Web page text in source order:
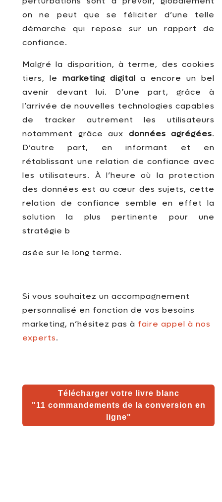
on ne peut que se féliciter d’une telle
démarche qui repose sur un rapport de
confiance.
Malgré la disparition, à terme, des cookies
tiers, le marketing digital a encore un bel
avenir devant lui. D’une part, grâce à
l’arrivée de nouvelles technologies capables
de tracker autrement les utilisateurs
notamment grâce aux données agrégées.
D’autre part, en informant et en
rétablissant une relation de confiance avec
les utilisateurs. À l’heure où la protection
des données est au cœur des sujets, cette
relation de confiance semble en effet la
solution la plus pertinente pour une
stratégie b
asée sur le long terme.
Si vous souhaitez un accompagnement
personnalisé en fonction de vos besoins
marketing, n’hésitez pas à faire appel à nos
experts.
Télécharger votre livre blanc
"11 commandements de la conversion en
ligne"